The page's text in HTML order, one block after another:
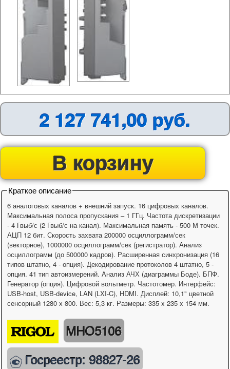
2 127 741,00 руб.
В корзину
Краткое описание
6 аналоговых каналов + внешний запуск. 16 цифровых каналов.
Максимальная полоса пропускания – 1 ГГц. Частота дискретизации
- 4 Гвыб/с (2 Гвыб/с на канал). Максимальная память - 500 М точек.
АЦП 12 бит. Скорость захвата 200000 осциллограмм/сек
(векторное), 1000000 осциллограмм/сек (регистратор). Анализ
осциллограмм (до 500000 кадров). Расширенная синхронизация (16
типов штатно, 4 - опция). Декодирование протоколов 4 штатно, 5 -
опция. 41 тип автоизмерений. Анализ АЧХ (диаграммы Боде). БПФ.
Генератор (опция). Цифровой вольтметр. Частотомер. Интерфейс:
USB-host, USB-device, LAN (LXI-C), HDMI. Дисплей: 10,1" цветной
сенсорный 1280 х 800. Вес: 5,3 кг. Размеры: 335 x 235 x 154 мм.
MHO5106
Госреестр: 98827-26